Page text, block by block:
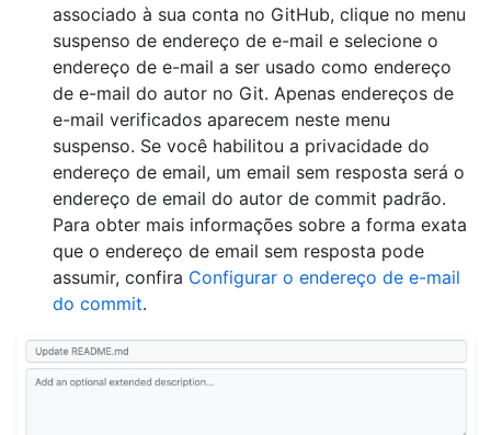
associado à sua conta no GitHub, clique no menu
suspenso de endereço de e-mail e selecione o
endereço de e-mail a ser usado como endereço
de e-mail do autor no Git. Apenas endereços de
e-mail verificados aparecem neste menu
suspenso. Se você habilitou a privacidade do
endereço de email, um email sem resposta será o
endereço de email do autor de commit padrão.
Para obter mais informações sobre a forma exata
que o endereço de email sem resposta pode
assumir, confira Configurar o endereço de e-mail
do commit.